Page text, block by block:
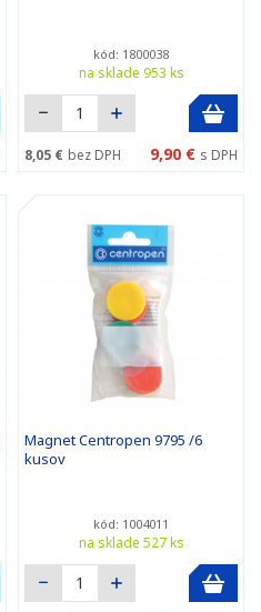
kód: 1800038
na sklade 953 ks
8,05 € bez DPH 9,90 € s DPH
Magnet Centropen 9795 /6
kusov
kód: 1004011
na sklade 527 ks